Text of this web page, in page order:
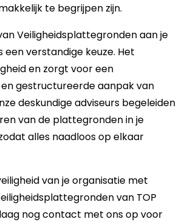
te begrijpen zijn.
Veiligheidsplattegronden aan je
een verstandige keuze. Het
en zorgt voor een
gestructureerde aanpak van
deskundige adviseurs begeleiden
van de plattegronden in je
alles naadloos op elkaar
van je organisatie met
van TOP
nog contact met ons op voor